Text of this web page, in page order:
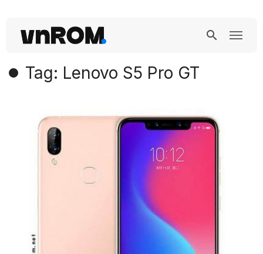
Tag: Lenovo S5 Pro GT